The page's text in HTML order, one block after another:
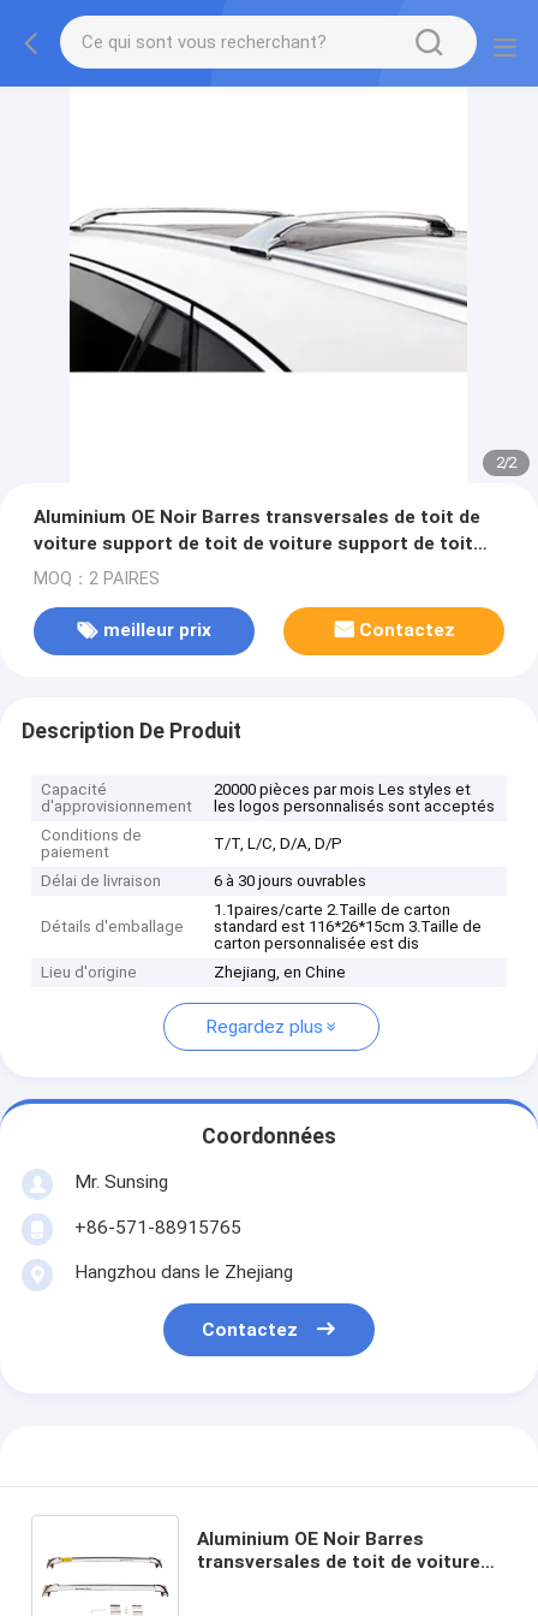
2/2
Aluminium OE Noir Barres transversales de toit de
voiture support de toit de voiture support de toit
pour Benz GLC
MOQ：2 PAIRES
meilleur prix Contactez
Description De Produit
Capacité
d'approvisionnement
20000 pièces par mois Les styles et
les logos personnalisés sont acceptés
Conditions de
paiement
T/T, L/C, D/A, D/P
Délai de livraison 6 à 30 jours ouvrables
Détails d'emballage
1.1paires/carte 2.Taille de carton
standard est 116*26*15cm 3.Taille de
carton personnalisée est dis
Lieu d'origine
Zhejiang, en Chine
Regardez plus
Coordonnées
Mr. Sunsing
+86-571-88915765
Hangzhou dans le Zhejiang
Contactez
Aluminium OE Noir Barres
transversales de toit de voiture